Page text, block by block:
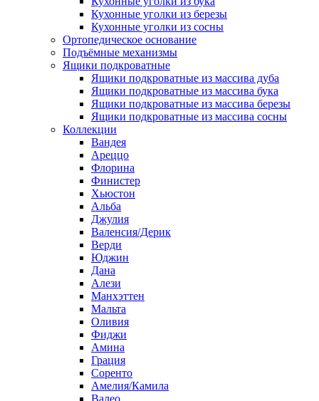
Кухонные уголки из березы
Кухонные уголки из сосны
Ортопедическое основание
Подъёмные механизмы
Ящики подкроватные
Ящики подкроватные из массива дуба
Ящики подкроватные из массива бука
Ящики подкроватные из массива березы
Ящики подкроватные из массива сосны
Коллекции
Вандея
Ареццо
Флорина
Финистер
Хьюстон
Альба
Джулия
Валенсия/Дерик
Верди
Юджин
Дана
Алези
Манхэттен
Мальта
Оливия
Фиджи
Амина
Грация
Соренто
Амелия/Камила
Валео